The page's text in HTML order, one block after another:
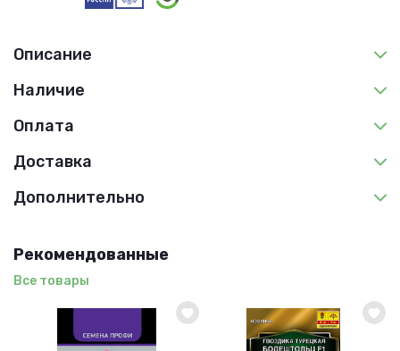
Описание
Наличие
Оплата
Доставка
Дополнительно
Рекомендованные
Все товары